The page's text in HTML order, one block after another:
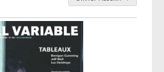
taxonomie